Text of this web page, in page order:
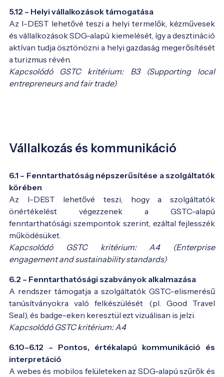
5.12 – Helyi vállalkozások támogatása
Az I-DEST lehetővé teszi a helyi termelők, kézművesek
és vállalkozások SDG-alapú kiemelését, így a desztináció
aktívan tudja ösztönözni a helyi gazdaság megerősítését
a turizmus révén.
Kapcsolódó GSTC kritérium: B3 (Supporting local
entrepreneurs and fair trade)
Vállalkozás és kommunikáció
6.1 – Fenntarthatóság népszerűsítése a szolgáltatók
körében
Az I-DEST lehetővé teszi, hogy a szolgáltatók
önértékelést végezzenek a GSTC-alapú
fenntarthatósági szempontok szerint, ezáltal fejlesszék
működésüket.
Kapcsolódó GSTC kritérium: A4 (Enterprise
engagement and sustainability standards)
6.2 – Fenntarthatósági szabványok alkalmazása
A rendszer támogatja a szolgáltatók GSTC-elismerésű
tanúsítványokra való felkészülését (pl. Good Travel
Seal), és badge-eken keresztül ezt vizuálisan is jelzi.
Kapcsolódó GSTC kritérium: A4
6.10–6.12 – Pontos, értékalapú kommunikáció és
interpretáció
A webes és mobilos felületeken az SDG-alapú szűrők és